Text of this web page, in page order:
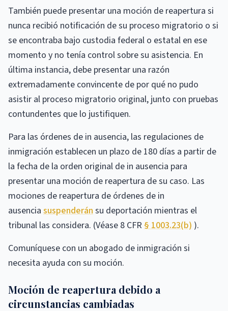
También puede presentar una moción de reapertura si
nunca recibió notificación de su proceso migratorio o si
se encontraba bajo custodia federal o estatal en ese
momento y no tenía control sobre su asistencia. En
última instancia, debe presentar una razón
extremadamente convincente de por qué no pudo
asistir al proceso migratorio original, junto con pruebas
contundentes que lo justifiquen.
Para las órdenes de in ausencia, las regulaciones de
inmigración establecen un plazo de 180 días a partir de
la fecha de la orden original de in ausencia para
presentar una moción de reapertura de su caso. Las
mociones de reapertura de órdenes de in
ausencia suspenderánsu deportación mientras el
tribunal las considera. (Véase 8 CFR § 1003.23(b) ).
Comuníquese con un abogado de inmigración si
necesita ayuda con su moción.
Moción de reapertura debido a
circunstancias cambiadas